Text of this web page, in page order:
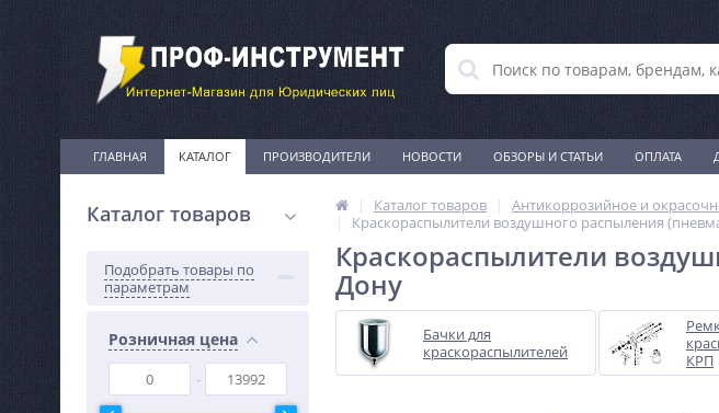
ГЛАВНАЯ КАТАЛОГ ПРОИЗВОДИТЕЛИ НОВОСТИ ОБЗОРЫ И СТАТЬИ ОПЛАТА
Каталог товаров
Подобрать товары по
параметрам
Розничная цена
Каталог товаров
Антикоррозийное и
Краскораспылители воздушного распыления
Краскораспылители
Дону
Бачки для
краскораспылителей
КРП